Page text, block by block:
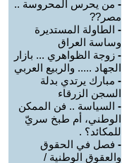
- من يحرس المحروسة ..
مصر??
- الطاولة المستديرة
وساسة العراق
- زوجة الظواهري ... بازار
الجهاد ..... والربيع العربي
- مبارك يرتدي بدلة
السجن الزرقاء
- السياسة .. فن الممكن
الوطني، أم طبخ سريّ
للمكائد؟ .
- فصل في الحقوق
والعقوق الوطنية /